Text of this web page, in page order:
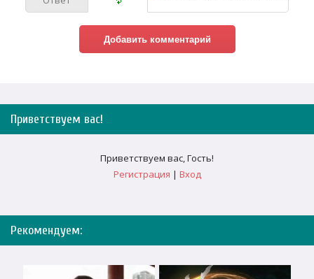
Приветствуем вас!
Приветствуем вас,Гость!
Регистрация | Вход
Рекомендуем: